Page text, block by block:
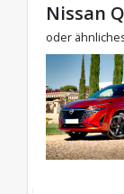
Nissan
oder